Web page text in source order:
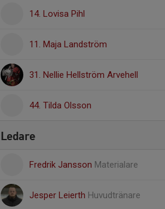
14. Lovisa Pihl
11. Maja Landström
31. Nellie Hellström Arvehell
44. Tilda Olsson
Ledare
Fredrik Jansson Materialare
Jesper Leierth Huvudtränare